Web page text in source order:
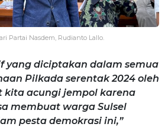
Partai Nasdem, Rudianto Lallo.
yang diciptakan dalam semua
Pilkada serentak 2024 oleh
kita acungi jempol karena
membuat warga Sulsel
pesta demokrasi ini,”